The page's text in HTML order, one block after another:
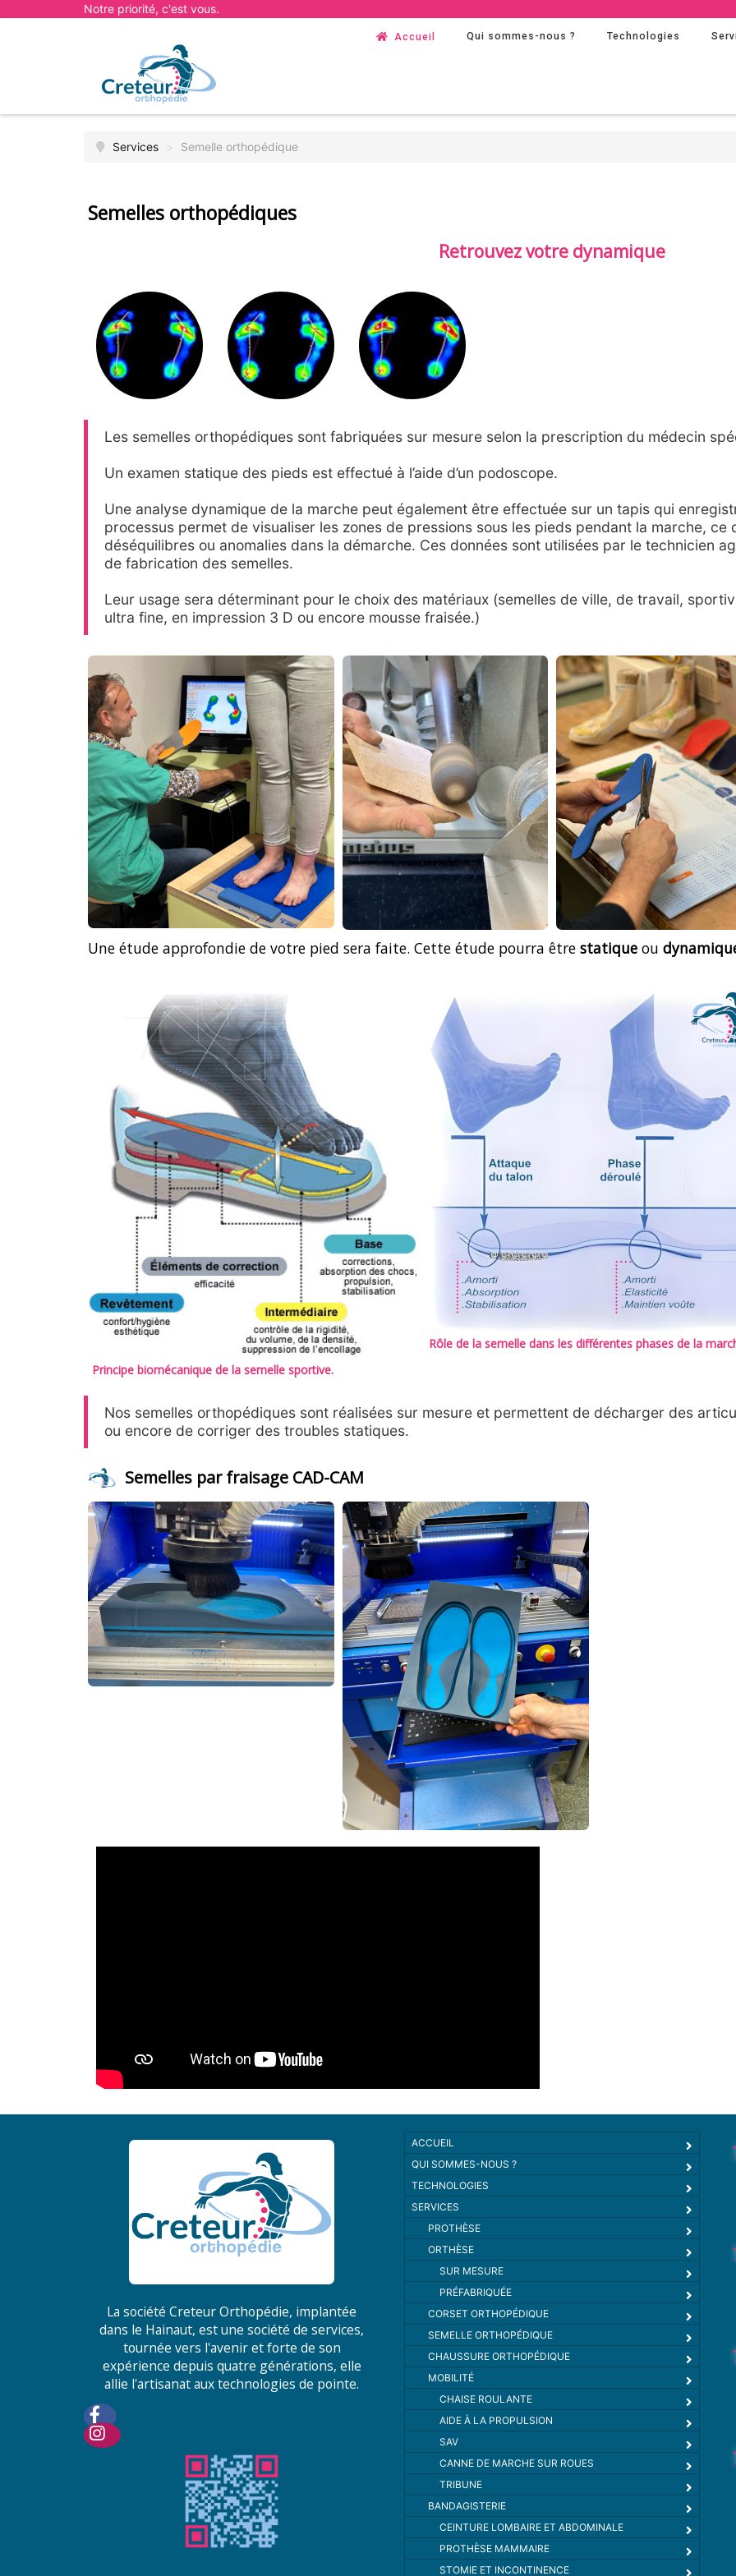
Notre priorité, c'est vous.
Accueil Qui sommes-nous ? Technologies
Services > Semelle orthopédique
Semelles orthopédiques
Retrouvez votre dynamique
Les semelles orthopédiques sont fabriquées sur mesure selon la prescription du médecin
Un examen statique des pieds est effectué à l’aide d’un podoscope.
Une analyse dynamique de la marche peut également être effectuée sur un tapis qui
processus permet de visualiser les zones de pressions sous les pieds pendant la marche, ce
déséquilibres ou anomalies dans la démarche. Ces données sont utilisées par le technicien
de fabrication des semelles.
Leur usage sera déterminant pour le choix des matériaux (semelles de ville, de travail,
ultra fine, en impression 3 D ou encore mousse fraisée.)
Une étude approfondie de votre pied sera faite. Cette étude pourra être statique ou
Principe biomécanique de la semelle sportive.
Rôle de la semelle dans les différentes phases de la
Nos semelles orthopédiques sont réalisées sur mesure et permettent de décharger des
ou encore de corriger des troubles statiques.
Semelles par fraisage CAD-CAM
La société Creteur Orthopédie, implantée
dans le Hainaut, est une société de services,
tournée vers l'avenir et forte de son
expérience depuis quatre générations, elle
allie l'artisanat aux technologies de pointe.
ACCUEIL
QUI SOMMES-NOUS ?
TECHNOLOGIES
SERVICES
PROTHÈSE
ORTHÈSE
SUR MESURE
PRÉFABRIQUÉE
CORSET ORTHOPÉDIQUE
SEMELLE ORTHOPÉDIQUE
CHAUSSURE ORTHOPÉDIQUE
MOBILITÉ
CHAISE ROULANTE
AIDE À LA PROPULSION
SAV
CANNE DE MARCHE SUR ROUES
TRIBUNE
BANDAGISTERIE
CEINTURE LOMBAIRE ET ABDOMINALE
PROTHÈSE MAMMAIRE
STOMIE ET INCONTINENCE